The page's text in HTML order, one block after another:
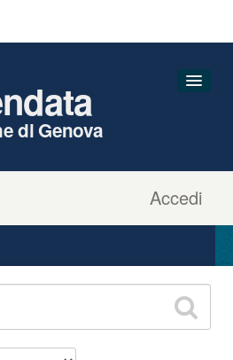
Accedi
di Genova